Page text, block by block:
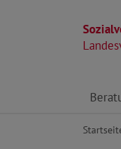
Direkt